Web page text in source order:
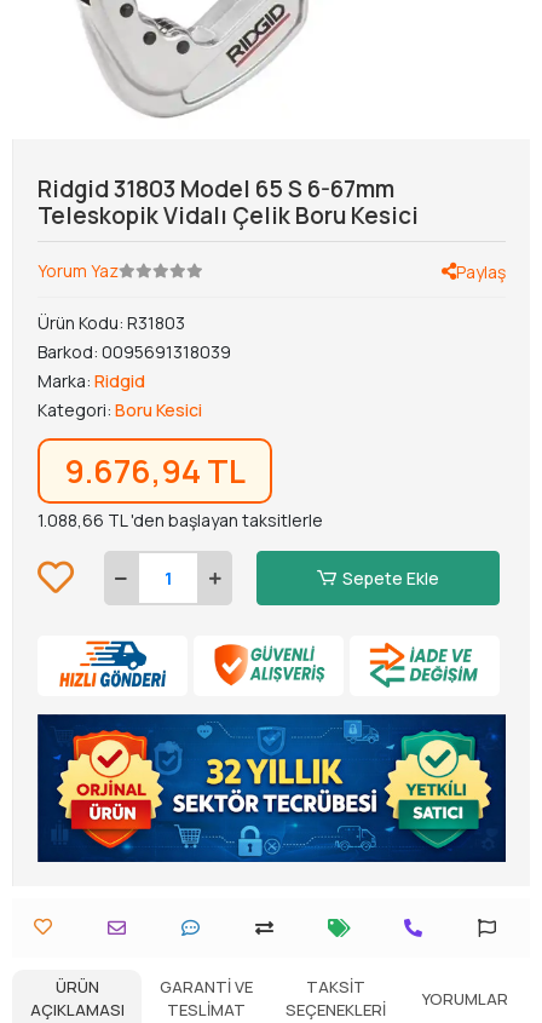
Ridgid 31803 Model 65 S 6-67mm
Teleskopik Vidalı Çelik Boru Kesici
Yorum Yaz Paylaş
Ürün Kodu: R31803
Barkod: 0095691318039
Marka: Ridgid
Kategori: Boru Kesici
9.676,94 TL
1.088,66 TL 'den başlayan taksitlerle
Sepete Ekle
ÜRÜN
AÇIKLAMASI
GARANTI VE
TESLIMAT
TAKSIT
SEÇENEKLERI
YORUMLAR